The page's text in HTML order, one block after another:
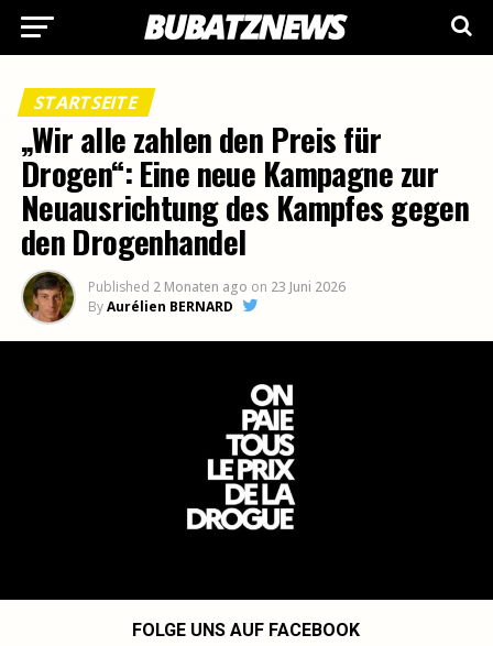
STARTSEITE
„Wir alle zahlen den Preis für
Drogen“: Eine neue Kampagne zur
Neuausrichtung des Kampfes gegen
den Drogenhandel
Published 2 Monaten ago on 23 Juni 2026
ByAurélien BERNARD
FOLGE UNS AUF FACEBOOK